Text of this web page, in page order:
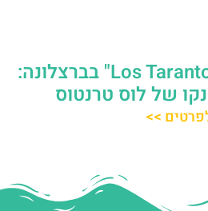
מופע פלמנקו "Los Tarantos" בברצלונה:
של לוס טרנטוס
>>